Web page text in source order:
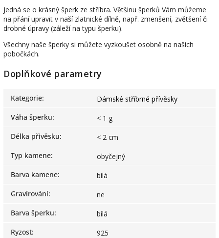
Jedná se o krásný šperk ze stříbra. Většinu šperků Vám můžeme
na přání upravit v naší zlatnické dílně, např. zmenšení, zvětšení či
drobné úpravy (záleží na typu šperku).
Všechny naše šperky si můžete vyzkoušet osobně na našich
pobočkách.
Doplňkové parametry
Kategorie:
Dámské stříbrné přívěsky
Váha šperku:
< 1 g
Délka přivěsku:
< 2 cm
Typ kamene:
obyčejný
Barva kamene:
bílá
Gravírování:
ne
Barva šperku:
bílá
Ryzost:
925